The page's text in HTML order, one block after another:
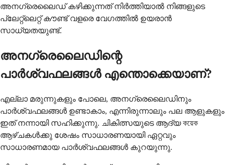
അനഗ്രെലൈഡ് കഴിക്കുന്നത് നിർത്തിയാൽ നിങ്ങളുടെ
പ്ലേറ്റ്‌ലെറ്റ് കൗണ്ട് വളരെ വേഗത്തിൽ ഉയരാൻ
സാധ്യതയുണ്ട്.
അനഗ്രെലൈഡിന്റെ
പാർശ്വഫലങ്ങൾ എന്തൊക്കെയാണ്?
എല്ലാ മരുന്നുകളും പോലെ, അനഗ്രെലൈഡിനും
പാർശ്വഫലങ്ങൾ ഉണ്ടാകാം, എന്നിരുന്നാലും പല ആളുകളും
ഇത് നന്നായി സഹിക്കുന്നു. ചികിത്സയുടെ ആദ്യ কয়েক
ആഴ്ചകൾക്കു ശേഷം സാധാരണയായി ഏറ്റവും
സാധാരണമായ പാർശ്വഫലങ്ങൾ കുറയുന്നു.